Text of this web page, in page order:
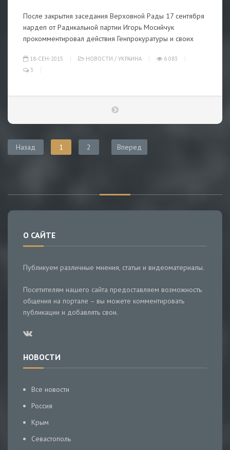
После закрытия заседания Верховной Рады 17 сентября
нардеп от Радикальной партии Игорь Мосийчук
прокомментировал действия Генпрокуратуры и своих
18-СЕН-2015 НОВОСТИ / УКРАИНА
6 083
3
Назад 1 2 Вперед
О САЙТЕ
Публикуем различные мнения, статьи и видеоматериалы.
Посетителям нашего сайта предоставляем возможность
общения на портале – вы можете комментировать
публикации и добавлять свои.
НОВОСТИ
Все новости
Россия
Крым
Севастополь